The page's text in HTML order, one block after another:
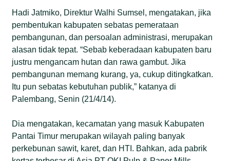
Hadi Jatmiko, Direktur Walhi Sumsel, mengatakan, jika
pembentukan kabupaten sebatas pemerataan
pembangunan, dan persoalan administrasi, merupakan
alasan tidak tepat. “Sebab keberadaan kabupaten baru
justru mengancam hutan dan rawa gambut. Jika
pembangunan memang kurang, ya, cukup ditingkatkan.
Itu pun sebatas kebutuhan publik,” katanya di
Palembang, Senin (21/4/14).
Dia mengatakan, kecamatan yang masuk Kabupaten
Pantai Timur merupakan wilayah paling banyak
perkebunan sawit, karet, dan HTI. Bahkan, ada pabrik